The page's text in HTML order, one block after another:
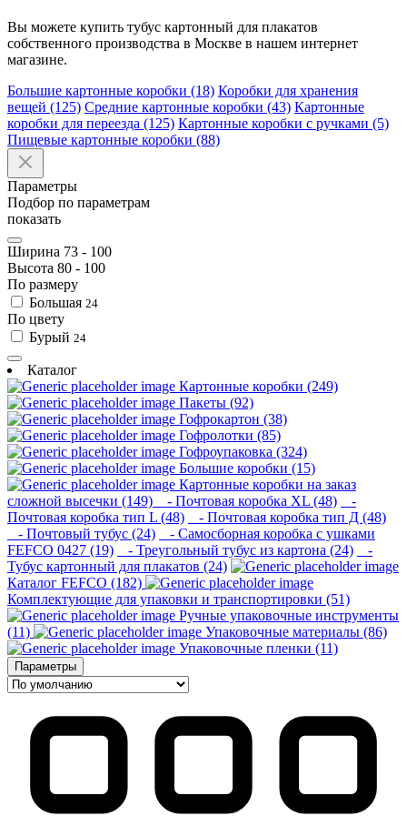
Вы можете купить тубус картонный для плакатов
собственного производства в Москве в нашем интернет
магазине.
Большие картонные коробки (18) Коробки для хранения
вещей (125) Средние картонные коробки (43) Картонные
коробки для переезда (125) Картонные коробки с ручками (5)
Пищевые картонные коробки (88)
Параметры
Подбор по параметрам
показать
Ширина 73 - 100
Высота 80 - 100
По размеру
Большая 24
По цвету
Бурый 24
Каталог
Картонные коробки (249)
Пакеты (92)
Гофрокартон (38)
Гофролотки (85)
Гофроупаковка (324)
Большие коробки (15)
Картонные коробки на заказ
сложной высечки (149)
- Почтовая коробка XL (48)
-
Почтовая коробка тип L (48)
- Почтовая коробка тип Д (48)
- Почтовый тубус (24)
- Самосборная коробка с ушками
FEFCO 0427 (19)
- Треугольный тубус из картона (24)
-
Тубус картонный для плакатов (24)
Каталог FEFCO (182)
Комплектующие для упаковки и транспортировки (51)
Ручные упаковочные инструменты
(11)
Упаковочные материалы (86)
Упаковочные пленки (11)
Параметры